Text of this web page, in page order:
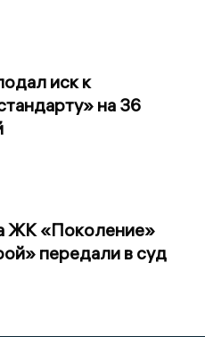
иск к
на 36
ЖК «Поколение»
передали в суд